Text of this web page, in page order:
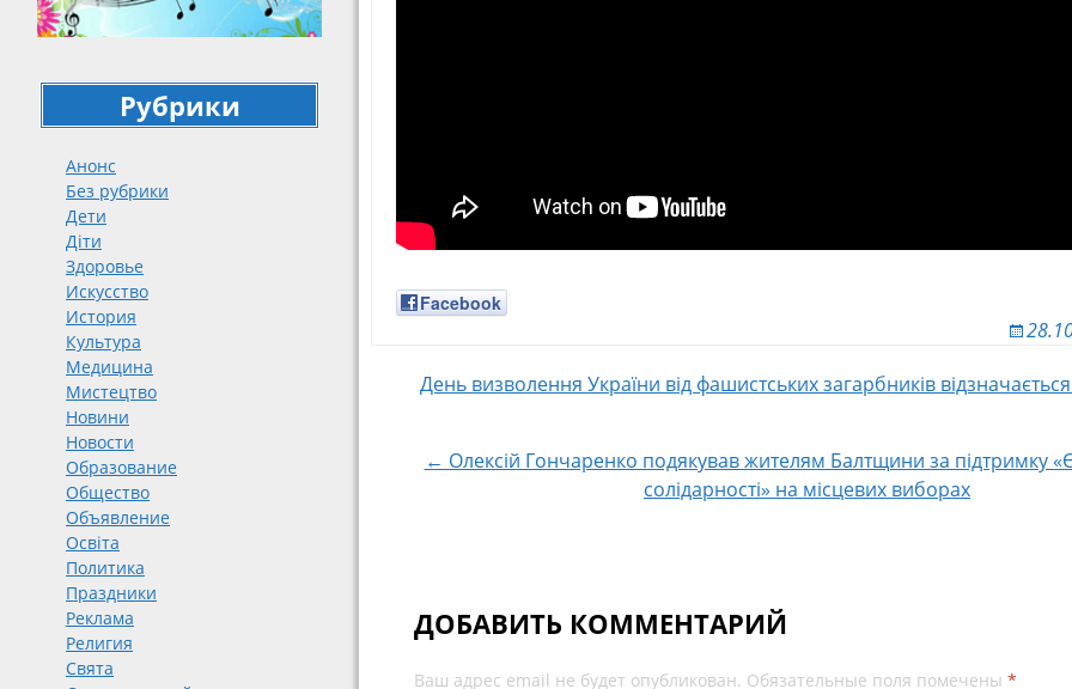
Рубрики
Анонс
Без рубрики
Дети
Діти
Здоровье
Искусство
История
Культура
Медицина
Мистецтво
Новини
Новости
Образование
Общество
Объявление
Освіта
Политика
Праздники
Реклама
Религия
Свята
Facebook
Навигация по записям
День визволення України від фашистських загарбників
← Олексій Гончаренко подякував жителям Балтщини за підтримку
солідарності» на місцевих виборах
ДОБАВИТЬ КОММЕНТАРИЙ
Ваш адрес email не будет опубликован. Обязательные поля помечены*